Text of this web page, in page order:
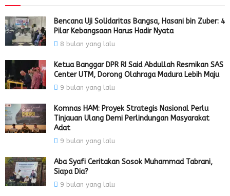
Bencana Uji Solidaritas Bangsa, Hasani bin Zuber: 4
Pilar Kebangsaan Harus Hadir Nyata
8 bulan yang lalu
Ketua Banggar DPR RI Said Abdullah Resmikan SAS
Center UTM, Dorong Olahraga Madura Lebih Maju
9 bulan yang lalu
Komnas HAM: Proyek Strategis Nasional Perlu
Tinjauan Ulang Demi Perlindungan Masyarakat
Adat
9 bulan yang lalu
Aba Syafi Ceritakan Sosok Muhammad Tabrani,
Siapa Dia?
9 bulan yang lalu